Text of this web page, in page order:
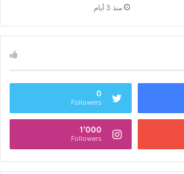
منذ 3 أيام
0
Followers
1٬000
Followers